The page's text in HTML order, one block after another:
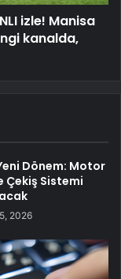
izle! Manisa
kanalda,
Dönem: Motor
Çekiş Sistemi
2026